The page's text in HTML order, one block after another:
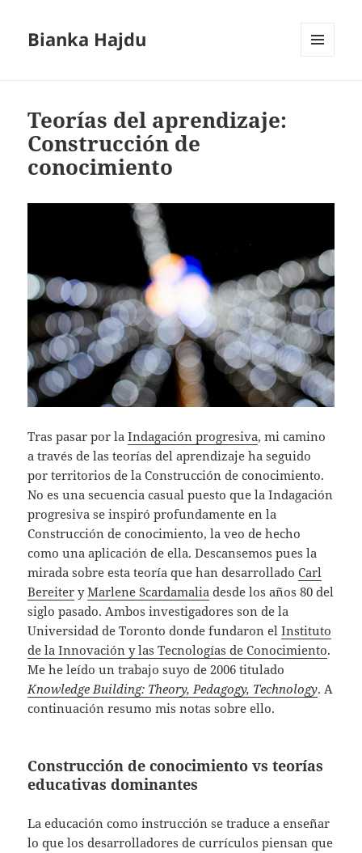
Bianka Hajdu
Teorías del aprendizaje:
Construcción de
conocimiento
Tras pasar por laIndagación progresiva, mi camino
a través de las teorías del aprendizaje ha seguido
por territorios de la Construcción de conocimiento.
No es una secuencia casual puesto que la Indagación
progresiva se inspiró profundamente en la
Construcción de conocimiento, la veo de hecho
como una aplicación de ella. Descansemos pues la
mirada sobre esta teoría que han desarrolladoCarl
Bereiter yMarlene Scardamalia desde los años 80 del
siglo pasado. Ambos investigadores son de la
Universidad de Toronto donde fundaron elInstituto
de la Innovación y las Tecnologías de Conocimiento.
Me he leído un trabajo suyo de 2006 titulado
Knowledge Building: Theory, Pedagogy, Technology. A
continuación resumo mis notas sobre ello.
Construcción de conocimiento vs teorías
educativas dominantes
La educación como instrucción se traduce a enseñar
lo que los desarrolladores de currículos piensan que